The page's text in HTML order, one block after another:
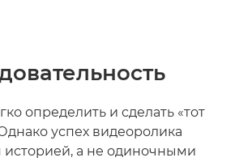
определить и сделать «тот
успех видеоролика
историей, а не одиночными